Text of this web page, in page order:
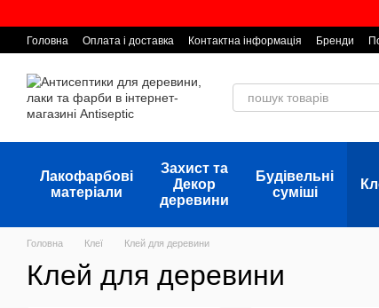
Головна Оплата і доставка Контактна інформація Бренди
Лакофарбові
матеріали
Захист та
Декор
деревини
Будівельні
суміші
Головна Клеї Клей для деревини
Клей для деревини